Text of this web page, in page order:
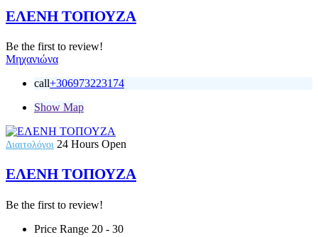
ΕΛΕΝΗ ΤΟΠΟΥΖΑ
Be the first to review!
Μηχανιώνα
call+306973223174
Show Map
Διαιτολόγοι 24 Hours Open
ΕΛΕΝΗ ΤΟΠΟΥΖΑ
Be the first to review!
Price Range 20 - 30